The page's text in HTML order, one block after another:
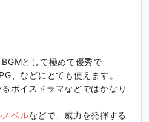
として極めて優秀で
、などにとても使えます。
ボイスドラマなどではかなり
ノベルなどで、威力を発揮する